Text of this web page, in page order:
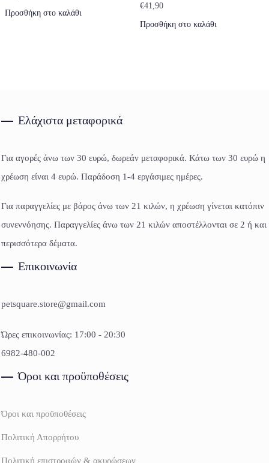
Προσθήκη στο καλάθι
€41,90
Προσθήκη στο καλάθι
Ελάχιστα μεταφορικά
Για αγορές άνω των 30 ευρώ, δωρεάν μεταφορικά. Κάτω των 30 ευρώ η
χρέωση είναι 4 ευρώ. Παράδοση 1-4 εργάσιμες ημέρες.
Για παραγγελίες με βάρος άνω των 21 κιλών, η χρέωση γίνεται κατόπιν
συνεννόησης. Παραγγελίες άνω των 21 κιλών αποστέλλονται σε 2 ή και
περισσότερα δέματα.
Επικοινωνία
petsquare.store@gmail.com
Ώρες επικοινωνίας: 17:00 - 20:30
6982-480-002
Όροι και προϋποθέσεις
Όροι και προϋποθέσεις
Πολιτική Απορρήτου
Πολιτική επιστροφών & ακυρώσεων